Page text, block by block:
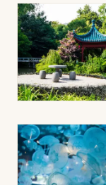
Newsletter
Artistes en
Magazine à